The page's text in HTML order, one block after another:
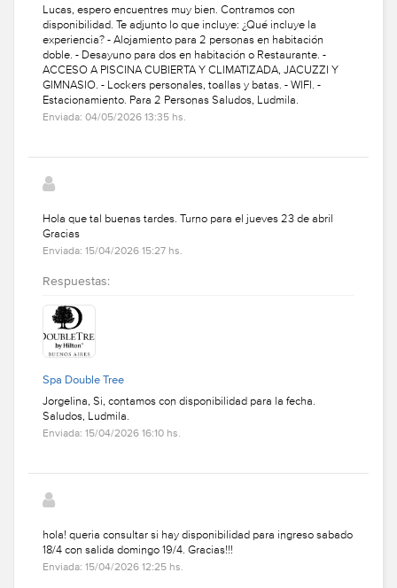
Lucas, espero encuentres muy bien. Contramos con
disponibilidad. Te adjunto lo que incluye: ¿Qué incluye la
experiencia? - Alojamiento para 2 personas en habitación
doble. - Desayuno para dos en habitación o Restaurante. -
ACCESO A PISCINA CUBIERTA Y CLIMATIZADA, JACUZZI Y
GIMNASIO. - Lockers personales, toallas y batas. - WIFI. -
Estacionamiento. Para 2 Personas Saludos, Ludmila.
Enviada: 04/05/2026 13:35 hs.
Hola que tal buenas tardes. Turno para el jueves 23 de abril
Gracias
Enviada: 15/04/2026 15:27 hs.
Respuestas:
Spa Double Tree
Jorgelina, Si, contamos con disponibilidad para la fecha.
Saludos, Ludmila.
Enviada: 15/04/2026 16:10 hs.
hola! queria consultar si hay disponibilidad para ingreso sabado
18/4 con salida domingo 19/4. Gracias!!!
Enviada: 15/04/2026 12:25 hs.